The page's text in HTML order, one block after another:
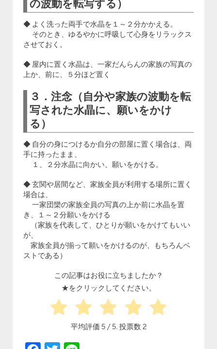
の波動を転写する）
◆ よく洗った両手で水晶を１～２分かかえる。
そのとき、ゆるやかに呼吸して心身をリラックス
させておく。
◆ 屋内に置く水晶は、一家だんらんの家族の写真の
上か、前に、５分ほど置く
３．注念（自分や家族の波動を転
写された水晶に、願いをかけ
る）
◆ 自分の身につけるか自分の部屋に置く場合は、両
手に持ったまま、
１、２分水晶に向かい、願いをかける。
◆ 玄関や居間など、家族全員が利用する場所に置く
場合は、
一家団欒の家族全員の写真の上か前に水晶を置
き、１～２分願いをかける
（家族を代表して、ひとりが願いをかけてもいい
が、
家族全員が揃って願いをかけるのが、もちろんベ
ストである）
この記事はお役に立ちましたか？
★をクリックしてください。
平均評価 5 / 5. 投票数 2